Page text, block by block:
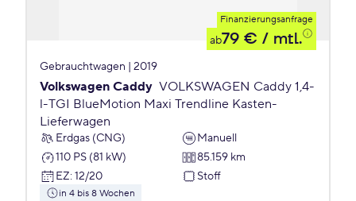
Finanzierungsanfrage
ab79 € / mtl.
Gebrauchtwagen | 2019
Volkswagen Caddy VOLKSWAGEN Caddy 1,4-
l-TGI BlueMotion Maxi Trendline Kasten-
Lieferwagen
Erdgas (CNG)
Manuell
110 PS (81 kW)
85.159 km
EZ: 12/20 Stoff
in 4 bis 8 Wochen